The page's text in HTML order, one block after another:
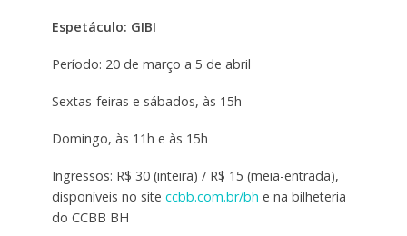
Espetáculo: GIBI
Período: 20 de março a 5 de abril
Sextas-feiras e sábados, às 15h
Domingo, às 11h e às 15h
Ingressos: R$ 30 (inteira) / R$ 15 (meia-entrada),
disponíveis no site ccbb.com.br/bh e na bilheteria
do CCBB BH